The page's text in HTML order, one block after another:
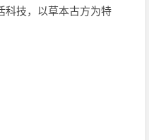
科技，以草本古方为特